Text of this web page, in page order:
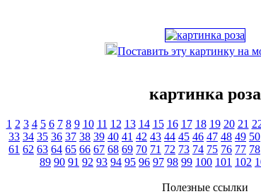
Поставить эту картинку на
картинка роза
1 2 3 4 5 6 7 8 9 10 11 12 13 14 15 16 17 18 19 20 21
33 34 35 36 37 38 39 40 41 42 43 44 45 46 47 48 49 50
61 62 63 64 65 66 67 68 69 70 71 72 73 74 75 76 77 78
89 90 91 92 93 94 95 96 97 98 99 100 101 102
Полезные ссылки